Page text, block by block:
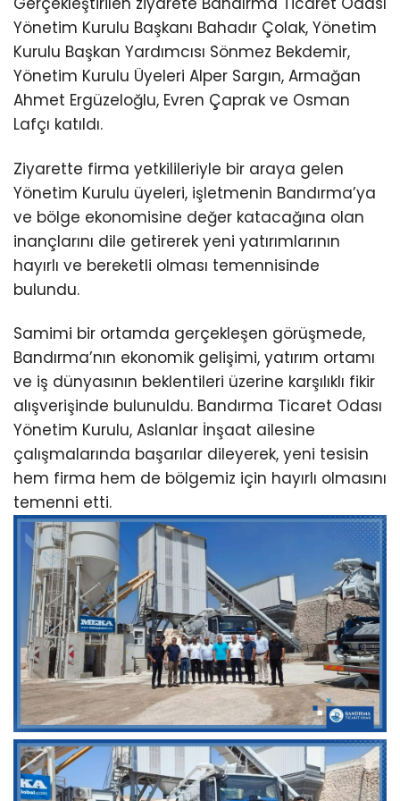
Yönetim Kurulu Başkanı Bahadır Çolak, Yönetim
Kurulu Başkan Yardımcısı Sönmez Bekdemir,
Yönetim Kurulu Üyeleri Alper Sargın, Armağan
Ahmet Ergüzeloğlu, Evren Çaprak ve Osman
Lafçı katıldı.
Ziyarette firma yetkilileriyle bir araya gelen
Yönetim Kurulu üyeleri, işletmenin Bandırma’ya
ve bölge ekonomisine değer katacağına olan
inançlarını dile getirerek yeni yatırımlarının
hayırlı ve bereketli olması temennisinde
bulundu.
Samimi bir ortamda gerçekleşen görüşmede,
Bandırma’nın ekonomik gelişimi, yatırım ortamı
ve iş dünyasının beklentileri üzerine karşılıklı fikir
alışverişinde bulunuldu. Bandırma Ticaret Odası
Yönetim Kurulu, Aslanlar İnşaat ailesine
çalışmalarında başarılar dileyerek, yeni tesisin
hem firma hem de bölgemiz için hayırlı olmasını
temenni etti.